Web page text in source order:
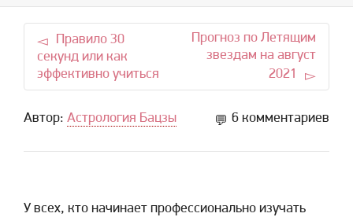
Правило 30
секунд или как
эффективно учиться
Прогноз по Летящим
звездам на август
2021
Автор: Астрология Бацзы 6 комментариев
У всех, кто начинает профессионально изучать